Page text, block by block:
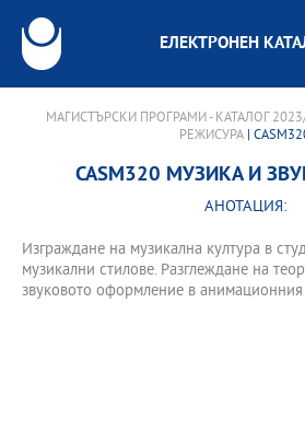
ЕЛЕКТРОНЕН
МАГИСТЪРСКИ ПРОГРАМИ - КАТАЛОГ
РЕЖИСУРА |
CASM320 МУЗИКА И
АНОТАЦИЯ:
Изграждане на музикална култура в
музикални стилове. Разглеждане на
звуковото оформление в